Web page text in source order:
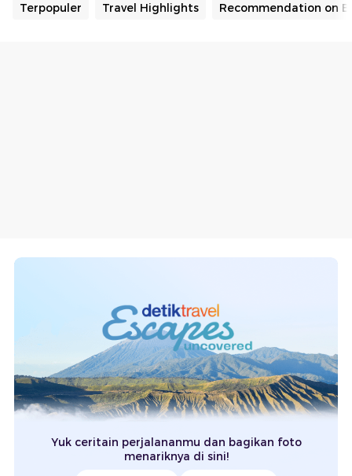
Terpopuler Travel Highlights Recommendation on
Yuk ceritain perjalananmu dan bagikan foto
menariknya di sini!